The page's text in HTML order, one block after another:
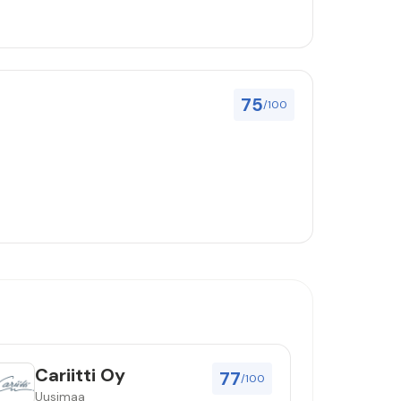
75/100
77/100
Cariitti Oy
Uusimaa